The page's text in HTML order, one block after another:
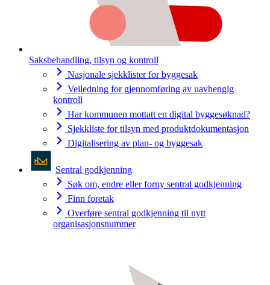
Saksbehandling, tilsyn og kontroll
Nasjonale sjekklister for byggesak
Veiledning for gjennomføring av uavhengig
kontroll
Har kommunen mottatt en digital byggesøknad?
Sjekkliste for tilsyn med produktdokumentasjon
Digitalisering av plan- og byggesak
Sentral godkjenning
Søk om, endre eller forny sentral godkjenning
Finn foretak
Overføre sentral godkjenning til nytt
organisasjonsnummer